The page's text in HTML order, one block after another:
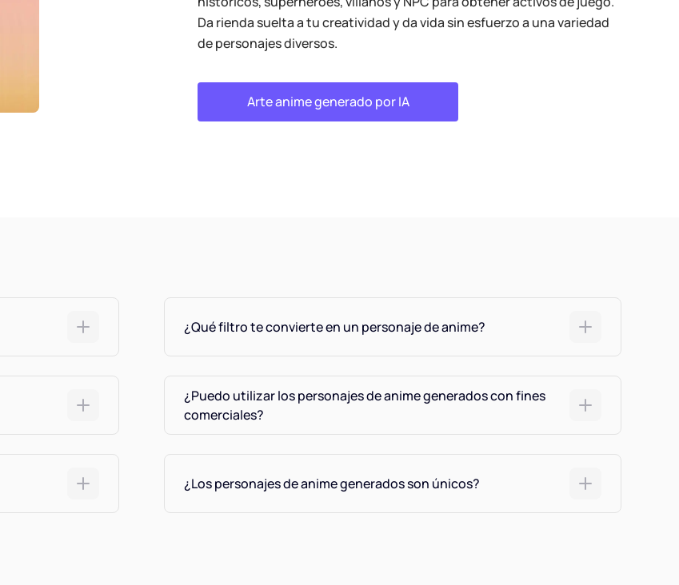
Da rienda suelta a tu creatividad y da vida sin esfuerzo a una variedad
de personajes diversos.
Arte anime generado por IA
¿Qué filtro te convierte en un personaje de anime?
¿Puedo utilizar los personajes de anime generados con fines
comerciales?
¿Los personajes de anime generados son únicos?